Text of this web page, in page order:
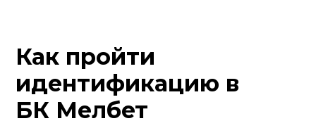
Как пройти
идентификацию в
БК Мелбет